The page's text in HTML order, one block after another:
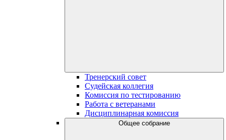
Тренерский совет
Судейская коллегия
Комиссия по тестированию
Работа с ветеранами
Дисциплинарная комиссия
Общее собрание